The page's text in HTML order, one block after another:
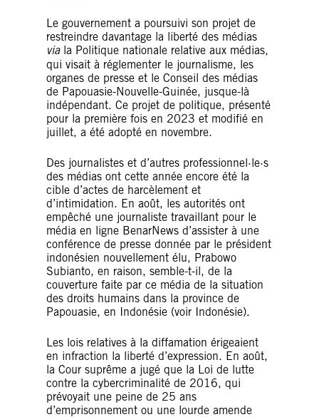
Le gouvernement a poursuivi son projet de
restreindre davantage la liberté des médias
viala Politique nationale relative aux médias,
qui visait à réglementer le journalisme, les
organes de presse et le Conseil des médias
de Papouasie-Nouvelle-Guinée, jusque-là
indépendant. Ce projet de politique, présenté
pour la première fois en 2023 et modifié en
juillet, a été adopté en novembre.
Des journalistes et d’autres professionnel·le·s
des médias ont cette année encore été la
cible d’actes de harcèlement et
d’intimidation. En août, les autorités ont
empêché une journaliste travaillant pour le
média en ligne BenarNews d’assister à une
conférence de presse donnée par le président
indonésien nouvellement élu, Prabowo
Subianto, en raison, semble-t-il, de la
couverture faite par ce média de la situation
des droits humains dans la province de
Papouasie, en Indonésie (voir Indonésie).
Les lois relatives à la diffamation érigeaient
en infraction la liberté d’expression. En août,
la Cour suprême a jugé que la Loi de lutte
contre la cybercriminalité de 2016, qui
prévoyait une peine de 25 ans
d’emprisonnement ou une lourde amende